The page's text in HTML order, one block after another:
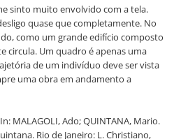
sinto muito envolvido com a tela.
quase que completamente. No
como um grande edifício composto
circula. Um quadro é apenas uma
de um indivíduo deve ser vista
uma obra em andamento a
MALAGOLI, Ado; QUINTANA, Mario.
Rio de Janeiro: L. Christiano,